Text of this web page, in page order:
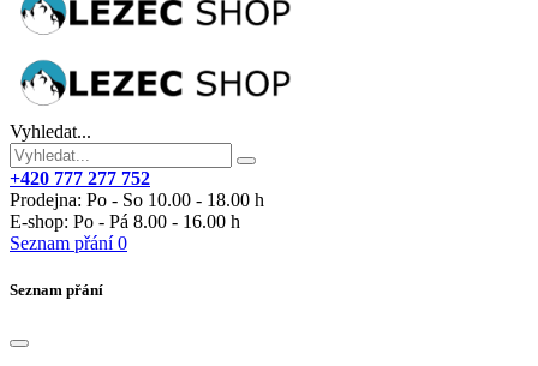
Vyhledat...
+420 777 277 752
Prodejna: Po - So 10.00 - 18.00 h
E-shop: Po - Pá 8.00 - 16.00 h
Seznam přání 0
Seznam přání